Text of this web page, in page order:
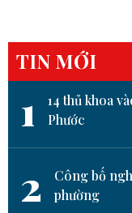
TIN MỚI
1
14 thủ khoa
Phước
2
Công bố
phường